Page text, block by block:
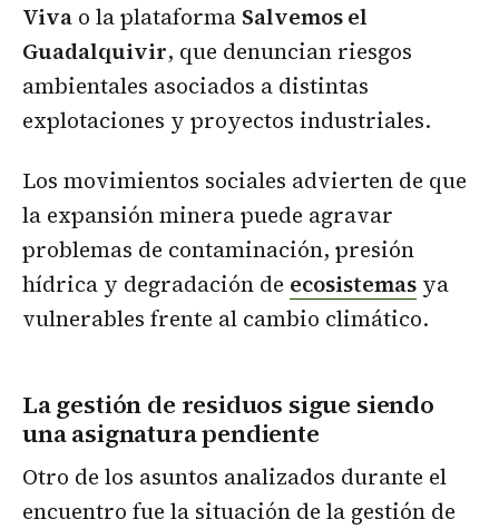
Viva o la plataforma Salvemos el
Guadalquivir, que denuncian riesgos
ambientales asociados a distintas
explotaciones y proyectos industriales.
Los movimientos sociales advierten de que
la expansión minera puede agravar
problemas de contaminación, presión
hídrica y degradación de ecosistemas ya
vulnerables frente al cambio climático.
La gestión de residuos sigue siendo
una asignatura pendiente
Otro de los asuntos analizados durante el
encuentro fue la situación de la gestión de